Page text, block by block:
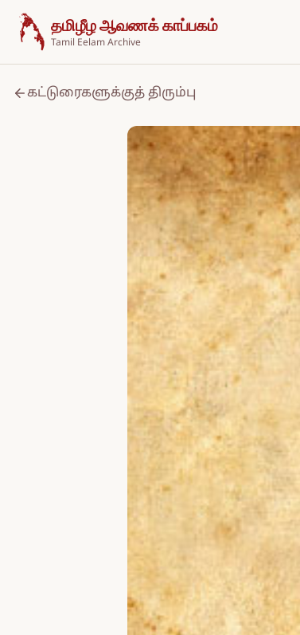
உள்ளடக்கத்திற்குச் செல்க
தமிழீழ ஆவணக் காப்பகம்
Tamil Eelam Archive
கட்டுரைகளுக்குத் திரும்பு